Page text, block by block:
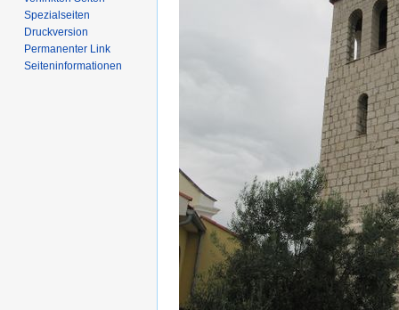
Spezialseiten
Druckversion
Permanenter Link
Seiten­informationen